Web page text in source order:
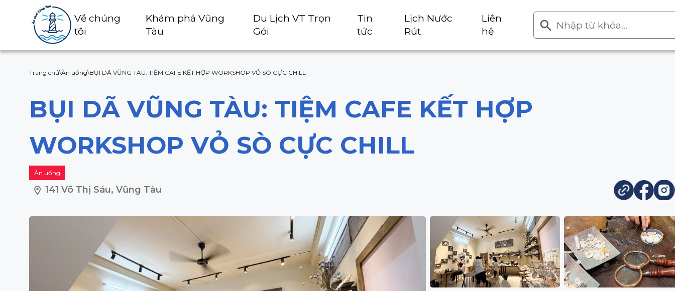
Về chúng
tôi
Khám phá Vũng
Tàu
Du Lịch VT Trọn
Gói
Tin
tức
Lịch Nước
Rút
Liên
hệ
Search
for:
Search Button
Trang chủ\Ăn uống\BỤI DÃ VŨNG TÀU: TIỆM CAFE KẾT HỢP WORKSHOP VỎ SÒ CỰC CHILL
BỤI DÃ VŨNG TÀU: TIỆM CAFE KẾT HỢP
WORKSHOP VỎ SÒ CỰC CHILL
Ăn uống
141 Võ Thị Sáu, Vũng Tàu